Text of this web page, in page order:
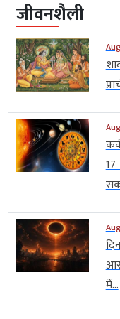
जीवनशैली
में...